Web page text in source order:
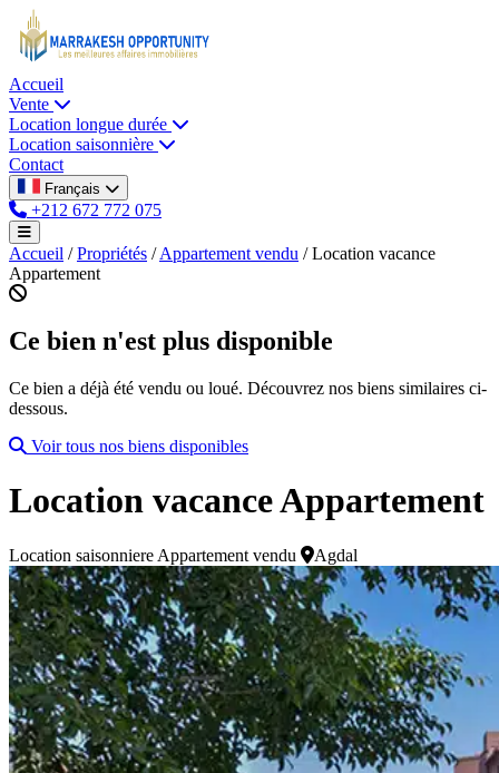
Accueil
Vente
Location longue durée
Location saisonnière
Contact
Français
+212 672 772 075
Accueil / Propriétés / Appartement vendu / Location vacance
Appartement
Ce bien n'est plus disponible
Ce bien a déjà été vendu ou loué. Découvrez nos biens similaires ci-
dessous.
Voir tous nos biens disponibles
Location vacance Appartement
Location saisonniere Appartement vendu Agdal